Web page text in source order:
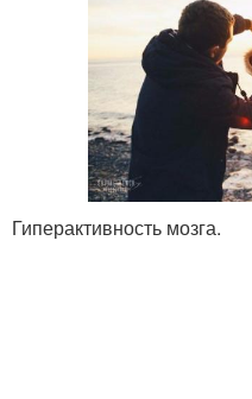
Гиперактивность мозга.